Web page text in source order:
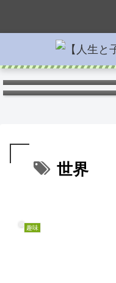
つわりを楽に
世界
趣味